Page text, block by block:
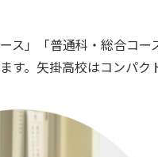
ース」「普通科・総合コ
す。矢掛高校はコンパク